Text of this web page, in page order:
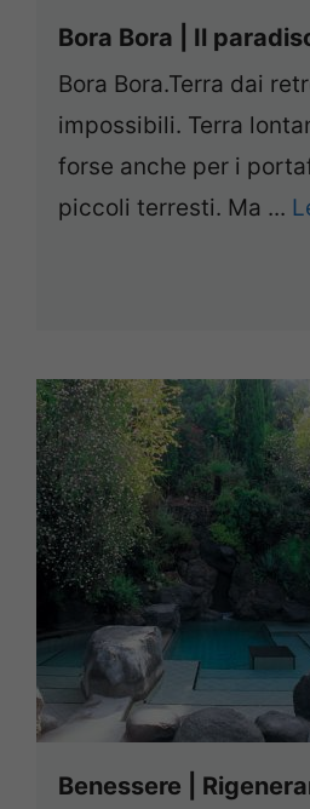
Bora Bora | Il
Bora Bora.Terra dai
impossibili. Terra
forse anche per i
piccoli terresti. Ma ...
Benessere |